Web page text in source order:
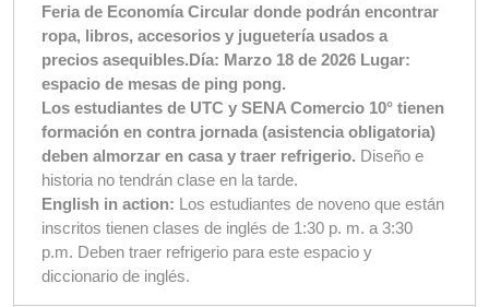
Feria de Economía Circular donde podrán encontrar
ropa, libros, accesorios y juguetería usados a
precios asequibles.Día: Marzo 18 de 2026 Lugar:
espacio de mesas de ping pong.
Los estudiantes de UTC y SENA Comercio 10° tienen
formación en contra jornada (asistencia obligatoria)
deben almorzar en casa y traer refrigerio. Diseño e
historia no tendrán clase en la tarde.
English in action: Los estudiantes de noveno que están
inscritos tienen clases de inglés de 1:30 p. m. a 3:30
p.m. Deben traer refrigerio para este espacio y
diccionario de inglés.